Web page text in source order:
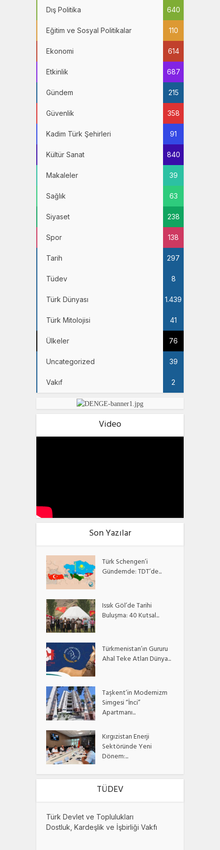
Dış Politika 640
Eğitim ve Sosyal Politikalar 110
Ekonomi 614
Etkinlik 687
Gündem 215
Güvenlik 358
Kadim Türk Şehirleri 91
Kültür Sanat 840
Makaleler 39
Sağlık 63
Siyaset 238
Spor 138
Tarih 297
Tüdev 8
Türk Dünyası 1.439
Türk Mitolojisi 41
Ülkeler 76
Uncategorized 39
Vakıf 2
Video
Son Yazılar
Türk Schengen’i
Gündemde: TDT’de...
Issık Göl’de Tarihi
Buluşma: 40 Kutsal...
Türkmenistan’ın Gururu
Ahal Teke Atları Dünya...
Taşkent’in Modernizm
Simgesi “İnci”
Apartmanı...
Kırgızistan Enerji
Sektöründe Yeni
Dönem:...
TÜDEV
Türk Devlet ve Toplulukları
Dostluk, Kardeşlik ve İşbirliği Vakfı